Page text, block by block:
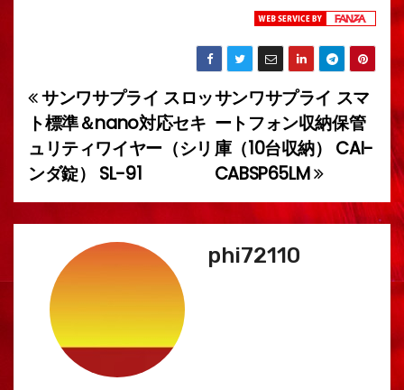
投
稿
ナ
ビ
ー
シ
サンワサプライ スマ
ートフォン収納保管
庫（10台収納） CAI-
CABSP65LM
サンワサプライ スロッ
ト標準＆nano対応セキ
ュリティワイヤー（シリ
ンダ錠） SL-91
phi72110